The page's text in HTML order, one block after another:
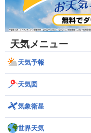
天気メニュー
天気予報
天気図
気象衛星
世界天気